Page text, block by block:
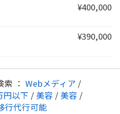
¥400,000
¥390,000
： Webメディア /
円以下 / 美容 / 美容 /
行代行可能